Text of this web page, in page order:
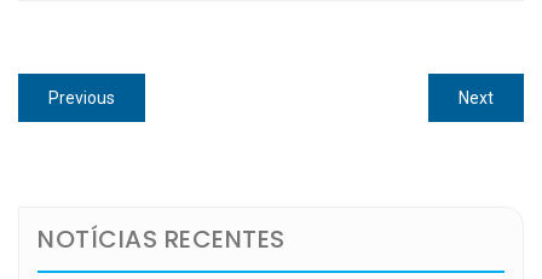
Navegação
de
Previous
post:
NextNext
post:
NOTÍCIAS RECENTES